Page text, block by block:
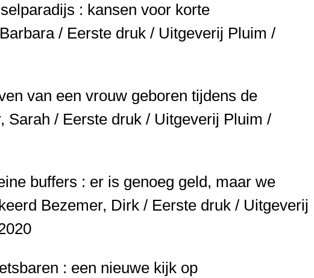
: kansen voor korte
/ Eerste druk / Uitgeverij Pluim /
van een vrouw geboren tijdens de
Sarah / Eerste druk / Uitgeverij Pluim /
buffers : er is genoeg geld, maar we
Bezemer, Dirk / Eerste druk / Uitgeverij
: een nieuwe kijk op